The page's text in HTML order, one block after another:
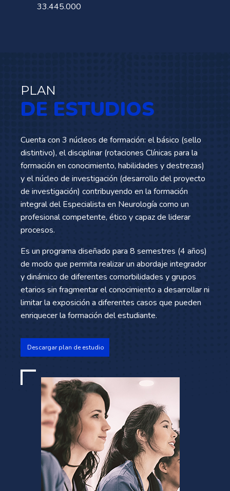
33.445.000
PLAN
DE ESTUDIOS
Cuenta con 3 núcleos de formación: el básico (sello
distintivo), el disciplinar (rotaciones Clínicas para la
formación en conocimiento, habilidades y destrezas)
y el núcleo de investigación (desarrollo del proyecto
de investigación) contribuyendo en la formación
integral del Especialista en Neurología como un
profesional competente, ético y capaz de liderar
procesos.
Es un programa diseñado para 8 semestres (4 años)
de modo que permita realizar un abordaje integrador
y dinámico de diferentes comorbilidades y grupos
etarios sin fragmentar el conocimiento a desarrollar ni
limitar la exposición a diferentes casos que pueden
enriquecer la formación del estudiante.
Descargar plan de estudio